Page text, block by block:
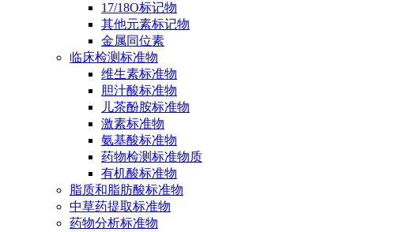
17/18O标记物
其他元素标记物
金属同位素
临床检测标准物
维生素标准物
胆汁酸标准物
儿茶酚胺标准物
激素标准物
氨基酸标准物
药物检测标准物质
有机酸标准物
脂质和脂肪酸标准物
中草药提取标准物
药物分析标准物